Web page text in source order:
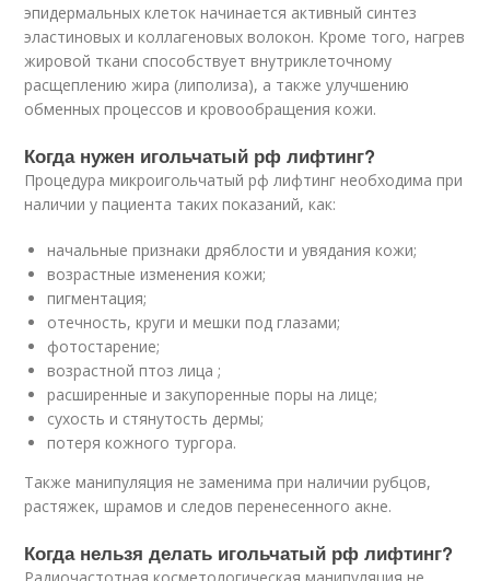
эпидермальных клеток начинается активный синтез
эластиновых и коллагеновых волокон. Кроме того, нагрев
жировой ткани способствует внутриклеточному
расщеплению жира (липолиза), а также улучшению
обменных процессов и кровообращения кожи.
Когда нужен игольчатый рф лифтинг?
Процедура микроигольчатый рф лифтинг необходима при
наличии у пациента таких показаний, как:
начальные признаки дряблости и увядания кожи;
возрастные изменения кожи;
пигментация;
отечность, круги и мешки под глазами;
фотостарение;
возрастной птоз лица ;
расширенные и закупоренные поры на лице;
сухость и стянутость дермы;
потеря кожного тургора.
Также манипуляция не заменима при наличии рубцов,
растяжек, шрамов и следов перенесенного акне.
Когда нельзя делать игольчатый рф лифтинг?